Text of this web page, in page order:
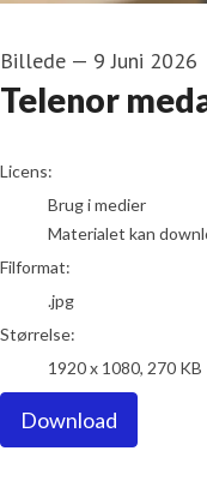
Billede — 9 Juni 2026
Telenor
go to media item
Licens:
Brug i medier
Materialet kan
Filformat:
.jpg
Størrelse:
1920 x 1080, 270 KB
Download